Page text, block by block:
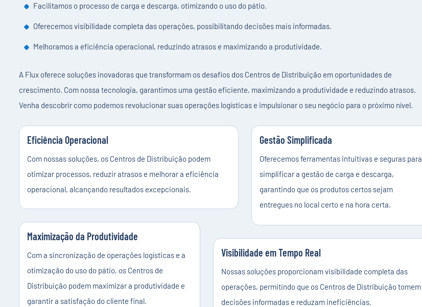
Facilitamos o processo de carga e descarga, otimizando o uso do pátio.
Oferecemos visibilidade completa das operações, possibilitando decisões mais informadas.
Melhoramos a eficiência operacional, reduzindo atrasos e maximizando a produtividade.
A Flux oferece soluções inovadoras que transformam os desafios dos Centros de Distribuição em oportunidades de
crescimento. Com nossa tecnologia, garantimos uma gestão eficiente, maximizando a produtividade e reduzindo atrasos.
Venha descobrir como podemos revolucionar suas operações logísticas e impulsionar o seu negócio para o próximo nível.
Eficiência Operacional
Com nossas soluções, os Centros de Distribuição podem
otimizar processos, reduzir atrasos e melhorar a eficiência
operacional, alcançando resultados excepcionais.
Gestão Simplificada
Oferecemos ferramentas intuitivas e seguras para
simplificar a gestão de carga e descarga,
garantindo que os produtos certos sejam
entregues no local certo e na hora certa.
Visibilidade em Tempo Real
Nossas soluções proporcionam visibilidade completa das
operações, permitindo que os Centros de Distribuição tomem
decisões informadas e reduzam ineficiências.
Maximização da Produtividade
Com a sincronização de operações logísticas e a
otimização do uso do pátio, os Centros de
Distribuição podem maximizar a produtividade e
garantir a satisfação do cliente final.